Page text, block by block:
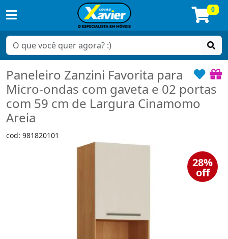
0
Paneleiro Zanzini Favorita para
Micro-ondas com gaveta e 02 portas
com 59 cm de Largura Cinamomo
Areia
cod: 981820101
28%
off